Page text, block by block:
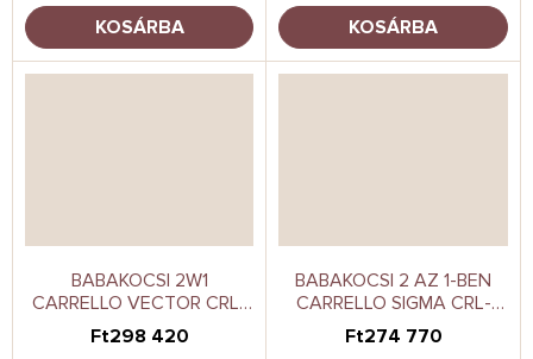
KOSÁRBA KOSÁRBA
BABAKOCSI 2W1
CARRELLO VECTOR CRL-
6550 PEARL BLACK
Ft298 420
BABAKOCSI 2 AZ 1-BEN
CARRELLO SIGMA CRL-
6523 CLUB GREY
Ft274 770